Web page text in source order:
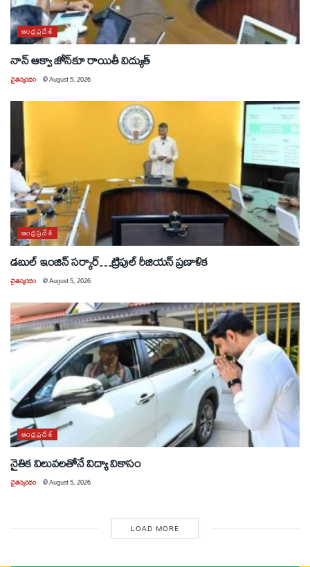
ఆంధ్రప్రదేశ్
నాన్ ఆక్వా జోన్‌కూ రాయితీ విద్యుత్
చైతన్యరధం @August 5, 2026
ఆంధ్రప్రదేశ్
డబుల్ ఇంజిన్ సర్కార్…ట్రిపుల్ రీజియన్ ప్రణాళిక
చైతన్యరధం @August 5, 2026
ఆంధ్రప్రదేశ్
నైతిక విలువలతోనే విద్యా వికాసం
చైతన్యరధం @August 5, 2026
LOAD MORE